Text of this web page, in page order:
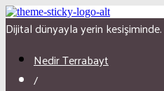
Dijital dünyayla yerin kesişiminde.
Nedir Terrabayt
/